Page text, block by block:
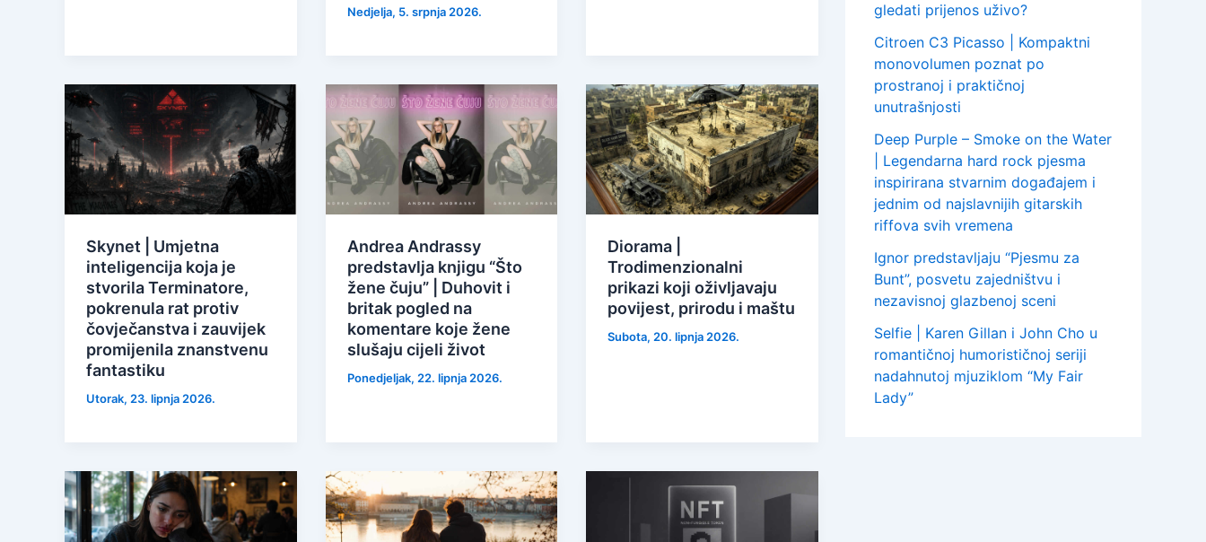
Nedjelja, 5. srpnja 2026.
Skynet | Umjetna
inteligencija koja je
stvorila Terminatore,
pokrenula rat protiv
čovječanstva i zauvijek
promijenila znanstvenu
fantastiku
Utorak, 23. lipnja 2026.
Andrea Andrassy
predstavlja knjigu “Što
žene čuju” | Duhovit i
britak pogled na
komentare koje žene
slušaju cijeli život
Ponedjeljak, 22. lipnja 2026.
Diorama |
Trodimenzionalni
prikazi koji oživljavaju
povijest, prirodu i maštu
Subota, 20. lipnja 2026.
gledati prijenos uživo?
Citroen C3 Picasso | Kompaktni
monovolumen poznat po
prostranoj i praktičnoj
unutrašnjosti
Deep Purple – Smoke on the Water
| Legendarna hard rock pjesma
inspirirana stvarnim događajem i
jednim od najslavnijih gitarskih
riffova svih vremena
Ignor predstavljaju “Pjesmu za
Bunt”, posvetu zajedništvu i
nezavisnoj glazbenoj sceni
Selfie | Karen Gillan i John Cho u
romantičnoj humorističnoj seriji
nadahnutoj mjuziklom “My Fair
Lady”